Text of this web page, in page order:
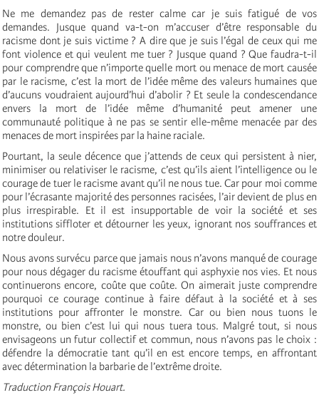
Ne me demandez pas de rester calme car je suis fatigué de vos
demandes. Jusque quand va-t-on m’accuser d’être responsable du
racisme dont je suis victime ? A dire que je suis l’égal de ceux qui me
font violence et qui veulent me tuer ? Jusque quand ? Que faudra-t-il
pour comprendre que n’importe quelle mort ou menace de mort causée
par le racisme, c’est la mort de l’idée même des valeurs humaines que
d’aucuns voudraient aujourd’hui d’abolir ? Et seule la condescendance
envers la mort de l’idée même d’humanité peut amener une
communauté politique à ne pas se sentir elle-même menacée par des
menaces de mort inspirées par la haine raciale.
Pourtant, la seule décence que j’attends de ceux qui persistent à nier,
minimiser ou relativiser le racisme, c’est qu’ils aient l’intelligence ou le
courage de tuer le racisme avant qu’il ne nous tue. Car pour moi comme
pour l’écrasante majorité des personnes racisées, l’air devient de plus en
plus irrespirable. Et il est insupportable de voir la société et ses
institutions siffloter et détourner les yeux, ignorant nos souffrances et
notre douleur.
Nous avons survécu parce que jamais nous n’avons manqué de courage
pour nous dégager du racisme étouffant qui asphyxie nos vies. Et nous
continuerons encore, coûte que coûte. On aimerait juste comprendre
pourquoi ce courage continue à faire défaut à la société et à ses
institutions pour affronter le monstre. Car ou bien nous tuons le
monstre, ou bien c’est lui qui nous tuera tous. Malgré tout, si nous
envisageons un futur collectif et commun, nous n’avons pas le choix :
défendre la démocratie tant qu’il en est encore temps, en affrontant
avec détermination la barbarie de l’extrême droite.
Traduction François Houart.